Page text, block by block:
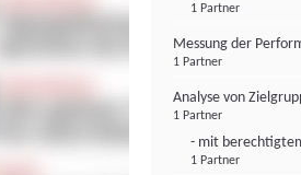
1 Partner
Messung der
1 Partner
Analyse von
1 Partner
- mit
1 Partner